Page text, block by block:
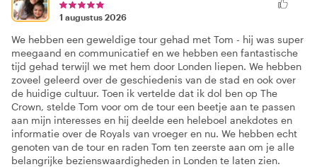
1 augustus 2026
We hebben een geweldige tour gehad met Tom - hij was super
meegaand en communicatief en we hebben een fantastische
tijd gehad terwijl we met hem door Londen liepen. We hebben
zoveel geleerd over de geschiedenis van de stad en ook over
de huidige cultuur. Toen ik vertelde dat ik dol ben op The
Crown, stelde Tom voor om de tour een beetje aan te passen
aan mijn interesses en hij deelde een heleboel anekdotes en
informatie over de Royals van vroeger en nu. We hebben echt
genoten van de tour en raden Tom ten zeerste aan om je alle
belangrijke bezienswaardigheden in Londen te laten zien.